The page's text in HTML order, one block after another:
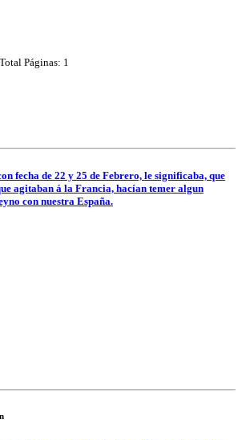
Total Páginas: 1
fecha de 22 y 25 de Febrero, le significaba, que
agitaban á la Francia, hacían temer algun
con nuestra España.